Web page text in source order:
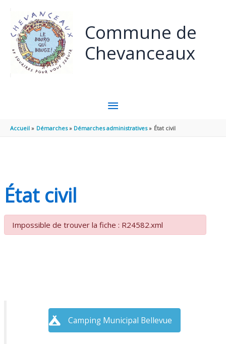
Commune de
Chevanceaux
MENU
PRINCIPAL
Accueil Démarches Démarches administratives État civil
État civil
Impossible de trouver la fiche : R24582.xml
Camping Municipal Bellevue